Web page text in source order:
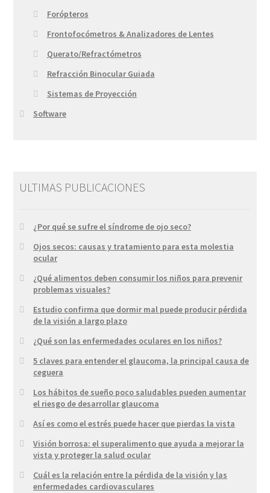
Forópteros
Frontofocómetros & Analizadores de Lentes
Querato/Refractómetros
Refracción Binocular Guiada
Sistemas de Proyección
Software
ULTIMAS PUBLICACIONES
¿Por qué se sufre el síndrome de ojo seco?
Ojos secos: causas y tratamiento para esta molestia
ocular
¿Qué alimentos deben consumir los niños para prevenir
problemas visuales?
Estudio confirma que dormir mal puede producir pérdida
de la visión a largo plazo
¿Qué son las enfermedades oculares en los niños?
5 claves para entender el glaucoma, la principal causa de
ceguera
Los hábitos de sueño poco saludables pueden aumentar
el riesgo de desarrollar glaucoma
Así es como el estrés puede hacer que pierdas la vista
Visión borrosa: el superalimento que ayuda a mejorar la
vista y proteger la salud ocular
Cuál es la relación entre la pérdida de la visión y las
enfermedades cardiovasculares